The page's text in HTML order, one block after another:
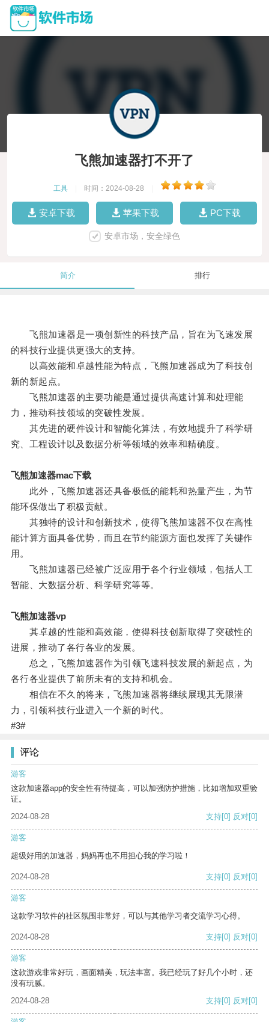
飞熊加速器打不开了
工具 时间：2024-08-28
安卓下载 苹果下载 PC下载
安卓市场，安全绿色
简介 排行
飞熊加速器是一项创新性的科技产品，旨在为飞速发展
的科技行业提供更强大的支持。
以高效能和卓越性能为特点，飞熊加速器成为了科技创
新的新起点。
飞熊加速器的主要功能是通过提供高速计算和处理能
力，推动科技领域的突破性发展。
其先进的硬件设计和智能化算法，有效地提升了科学研
究、工程设计以及数据分析等领域的效率和精确度。
飞熊加速器mac下载
此外，飞熊加速器还具备极低的能耗和热量产生，为节
能环保做出了积极贡献。
其独特的设计和创新技术，使得飞熊加速器不仅在高性
能计算方面具备优势，而且在节约能源方面也发挥了关键作
用。
飞熊加速器已经被广泛应用于各个行业领域，包括人工
智能、大数据分析、科学研究等等。
飞熊加速器vp
其卓越的性能和高效能，使得科技创新取得了突破性的
进展，推动了各行各业的发展。
总之，飞熊加速器作为引领飞速科技发展的新起点，为
各行各业提供了前所未有的支持和机会。
相信在不久的将来，飞熊加速器将继续展现其无限潜
力，引领科技行业进入一个新的时代。
#3#
评论
游客
这款加速器app的安全性有待提高，可以加强防护措施，比如增加双重验
证。
2024-08-28
支持[0] 反对[0]
游客
超级好用的加速器，妈妈再也不用担心我的学习啦！
2024-08-28 支持[0] 反对[0]
游客
这款学习软件的社区氛围非常好，可以与其他学习者交流学习心得。
2024-08-28 支持[0] 反对[0]
游客
这款游戏非常好玩，画面精美，玩法丰富。我已经玩了好几个小时，还
没有玩腻。
2024-08-28
支持[0] 反对[0]